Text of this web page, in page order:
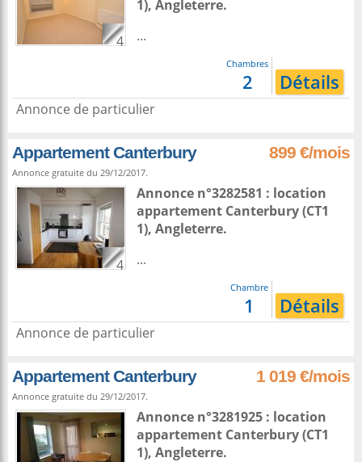
4
1), Angleterre.
...
Chambres
2 Détails
Annonce de particulier
Appartement Canterbury 899 €/mois
Annonce gratuite du 29/12/2017.
4
Annonce n°3282581 : location
appartement Canterbury(CT1
1), Angleterre.
...
Chambre
1 Détails
Annonce de particulier
Appartement Canterbury 1 019 €/mois
Annonce gratuite du 29/12/2017.
Annonce n°3281925 : location
appartement Canterbury(CT1
1), Angleterre.